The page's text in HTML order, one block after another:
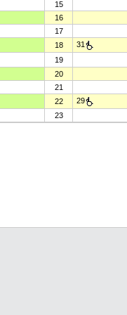
15
16
17
18
31
19
20
21
22
29
23